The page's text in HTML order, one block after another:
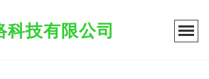
科技有限公司